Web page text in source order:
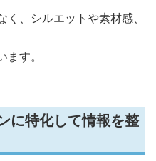
、シルエットや素材感、
す。
に特化して情報を整